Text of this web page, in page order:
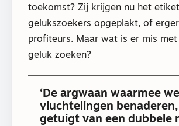
toekomst? Zij krijgen nu het etiket
gelukszoekers opgeplakt, of
profiteurs. Maar wat is er mis
geluk zoeken?
‘De argwaan waarmee we
vluchtelingen benaderen,
getuigt van een dubbele